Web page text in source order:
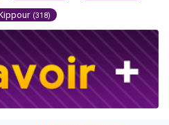
(318)